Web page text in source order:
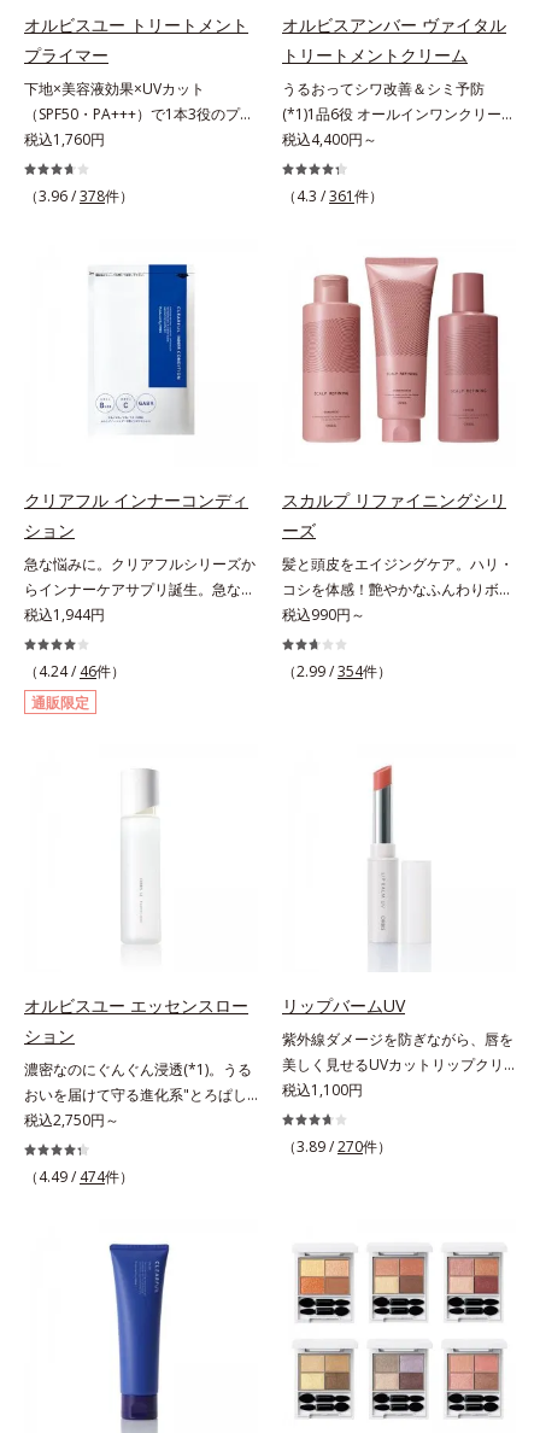
ズは美容成分(*8)として「G.D.F.ア
クティベーター(*9)」を配合。そし
て、従来から配合している美白(*1)
有効成分「トラネキサム酸」を配合
しました。さらに、シリーズ共通の
美容成分「GLルートブースター
(*10)」を配合することで、肌のふ
っくら感や透明感を叶えます。美白
上向き(*11)のハリと透明感を。効
イジングケアを応援します。*1 メ
ラニンの生成を抑え、シミ・ソバカ
スを防ぐ（ウォッシュを除く）*2
オルビス内スキンケアシリーズの保
湿力*3 年齢に応じたお手入れのこ
*7 乾燥による*8 保湿成分*9
ロニセラカエルレア果汁、ノバラエ
キス配合＝うるおいを与えハリと透
明感に満ちた肌へ導く保湿成分
*10 メマツヨイグサ抽出液、スイ
カズラエキス配合＝角層のすみずみ
まで水分・油分を保ち、ハリ・ツヤ
を与える保湿成分*11 気持ちのこ
と
でオルビスユー ドットシリーズは
美容成分(*9)として「G.D.F.アクテ
ィベーター(*10)」を配合。そし
て、従来から配合している美白(*1)
有効成分「トラネキサム酸」を配合
しました。さらに、シリーズ共通の
美容成分「GLルートブースター
(*11)」を配合することで、肌のふ
アが叶うシリーズに。3ステップで
上向き(*12)のハリと透明感を。効
果的なシナジー設計で、あなたのエ
イジングケアを応援します。*1 メ
ラニンの生成を抑え、シミ・ソバカ
スを防ぐ（ウォッシュを除く）*2
オルビス内スキンケアシリーズの保
湿力*3 年齢に応じたお手入れのこ
角層*5 乾燥による*6 洗浄によ
る物理的効果*7 うるおいによる
*8 乾燥、ハリ・ツヤのなさ*9
保湿成分*10 ロニセラカエルレア
果汁、ノバラエキス配合＝うるおい
を与えハリと透明感に満ちた肌へ導
く保湿成分*11 メマツヨイグサ抽
出液、スイカズラエキス配合＝角層
オルビスユー トリートメント
プライマー
下地×美容液効果×UVカット
（SPF50・PA+++）で1本3役のプラ
イマー。凹凸をつるんとなめらかに
(*1)整え、化粧ノリUPの高機能化粧
下地。“塗るたび高まる、素肌の美
る小ジワをカバーしてハリ肌に整え
凸をつるんとなめらかに(*1)。スキ
ンケア発想の化粧下地です。保湿成
分が肌全層(*2)に働きかけて、肌の
うるおいをグンとアップ＆リッチな
クリームのようにぴたっと密着。乾
す。むやみに隠すのではなくふわり
アのW効果で軽やかな美肌を印象づ
けます。紫外線吸収剤フリーなのに
高SPF値、さらにスキンプロテクト
複合成分(*3)が、ブルーライト、紫
外線、大気中の微粒子汚れなどの外
的ダメージから肌表面をガードしま
す。【カバー効果】保湿性凹凸カバ
すい肌にうるおいを届けながら、光
ーします。【ラスティング効果】皮
主成分を選択的に吸収し、うるおい
はしっかり残すことでカバー力を保
層の範囲内*3 スキンプロテクト※
防ぐ複合成分 ※ ビルベリー葉エ
キス、タベブイアインペチギノサ樹
皮エキス*4 グリセリルグルコシド
（保湿成分）、（ジメチコン／ビニ
ルジメチコン）クロスポリマー、ジ
メチコン（カバー成分）*5 アクリ
レーツコポリマー
税込1,760円
（3.96 /378件）
オルビスアンバー ヴァイタル
トリートメントクリーム
うるおってシワ改善＆シミ予防
(*1)1品6役 オールインワンクリー
ム。オルビスアンバーは、いつも⾃
然体で美しくありたいと願う⼤⼈世
代に寄り添うブランドです。年齢印
世代の肌に向き合い、手軽なお手入
れで賢いケアを。ライフスタイルに
なじむ、若々しい印象(*2)作りのサ
ポートをします。オルビスアンバー
ヴァイタルトリートメントクリーム
「オルビスアンバー ヴァイタルト
リートメントクリーム」は、1品
で、化粧水、クリーム、シワ改善・
ッククリーム(*3)、パックの6役を
担い、複合的にアプローチ。Wナイ
アシン(*4)によるシワ改善・シミ予
防に加え、複合成分コラーゲンコン
プレックスSPが肌のハリを徹底サポ
ート。肌なじみのよいクリーム構造
で角層まで保湿成分が浸透し、うる
おいをギュッと閉じ込めます。洗顔
す。*1 メラニンの生成を抑え、シ
ミ・ソバカスを防ぐ*2 肌にハリを
ケアとして*4 ナイアシンアミド
税込4,400円～
（4.3 /361件）
クリアフル インナーコンディ
ション
急な悩みに。クリアフルシリーズか
らインナーケアサプリ誕生。急な悩
みに。ケアに行き詰まったすべての
女性に送る、「クリアフルシリー
ズ」のオールインワンサプリメント
です。ビタミンB1とB2を配合。ビ
タミンB6とビタミンCは、タイムリ
放出されます。またすこやかな美し
ラミドをプラス。さらにストレス社
すこやかな毎日を応援します。
税込1,944円
（4.24 / 46件）
通販限定
スカルプ リファイニングシリ
ーズ
髪と頭皮をエイジングケア。ハリ・
コシを体感！艶やかなふんわりボリ
ューム美髪へ。「抜け毛が目立つ」
「ボリュームがない」「ハリ・コシ
がない」という年齢による3大髪悩
シリーズです。地肌と髪をすこやか
に保つ「3Dプロテクト成分(*2)」
ンドボタニカルエキス(*2)」を配
美髪へ導きます。翌朝の手ぐしで納
得できる、褒められ髪をご体感くだ
さい。*1 年齢に応じたお手入れの
こと *2 保湿成分
税込990円～
（2.99 /354件）
オルビスユー エッセンスロー
ション
濃密なのにぐんぐん浸透(*1)。うる
おいを届けて守る進化系"とろぱし
ゃ"ローション。7000種を超える成
分から厳選し、「うるおいの質
(*1)」に着目した初期エイジングケ
ーチする初期エイジングケアシリー
ズです。「うるおいの質」に着目
し、肌荒れを予防しながらうるおい
に満ちた美しい肌へと導きます。ポ
ーラ・オルビスグループ独自の肌荒
れ防止有効成分として、「DF-パン
テノール(*3)」を国内唯一(*4)、高
濃度で配合。角層のバリア機能にア
税込2,750円～
（4.49 / 474件）
リップバームUV
紫外線ダメージを防ぎながら、唇を
美しく見せるUVカットリップクリ
ーム。UV対策を忘れがちな唇に。
紫外線をカットしながら、顔色をパ
ッと明るく見せるUVカットリップ
SPF25・PA++のUVカット効果のあ
るリップクリームで、顔だけでなく
唇もしっかりUV対策しましょう。2
種類の保湿成分（加水分解コラーゲ
ン、ゲットウ葉エキス）を配合して
いるから、カサつき・くすみ(*)など
の乾燥悩みも解決＆うるおい長持
ち。通常色は、どんな肌色にも似合
税込1,100円
（3.89 /270件）